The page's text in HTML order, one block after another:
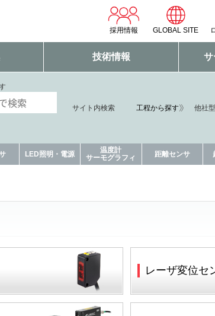
採用情報 GLOBAL SITE
技術情報 サ
サイト内検索 工程から探す 他社
LED照明・電源
温度計
サーモグラフィ
距離センサ
レーザ変位セ